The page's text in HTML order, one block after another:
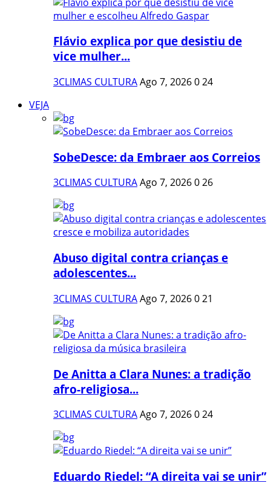
Flávio explica por que desistiu de
vice mulher...
3CLIMAS CULTURAAgo 7, 2026024
VEJA
SobeDesce: da Embraer aos Correios
3CLIMAS CULTURAAgo 7, 2026026
Abuso digital contra crianças e
adolescentes...
3CLIMAS CULTURAAgo 7, 2026021
De Anitta a Clara Nunes: a tradição
afro-religiosa...
3CLIMAS CULTURAAgo 7, 2026024
Eduardo Riedel: “A direita vai se unir”